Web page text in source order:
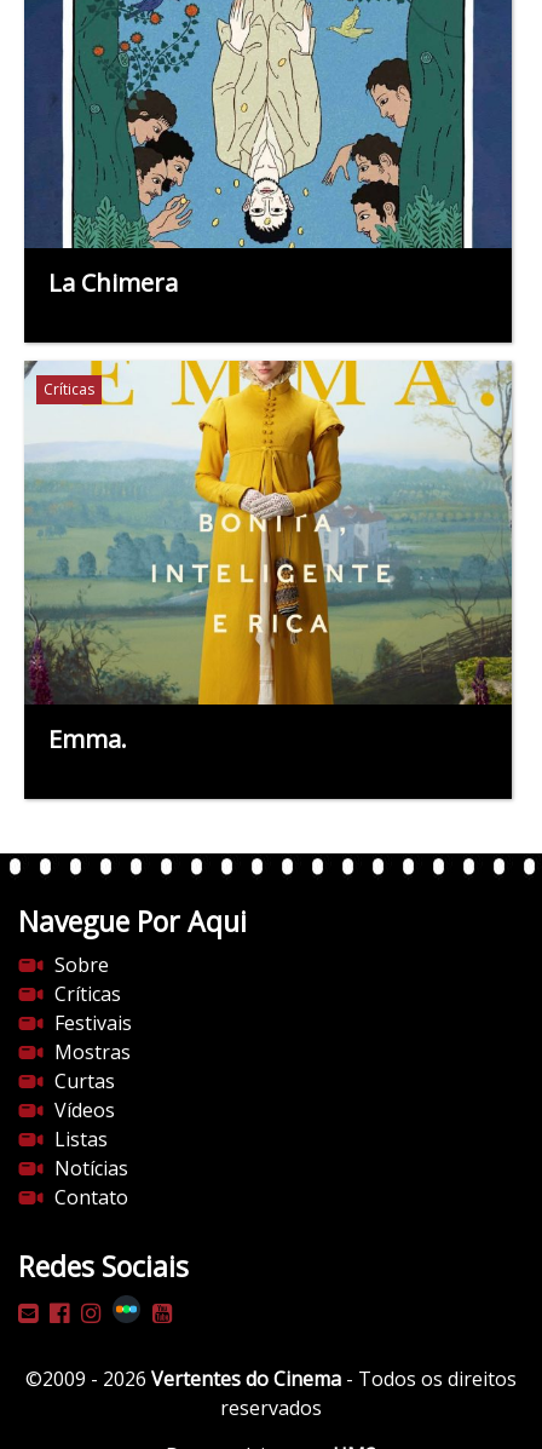
La Chimera
Críticas
Emma.
Navegue Por Aqui
Sobre
Críticas
Festivais
Mostras
Curtas
Vídeos
Listas
Notícias
Contato
Redes Sociais
©2009 - 2026 Vertentes do Cinema - Todos os direitos
reservados